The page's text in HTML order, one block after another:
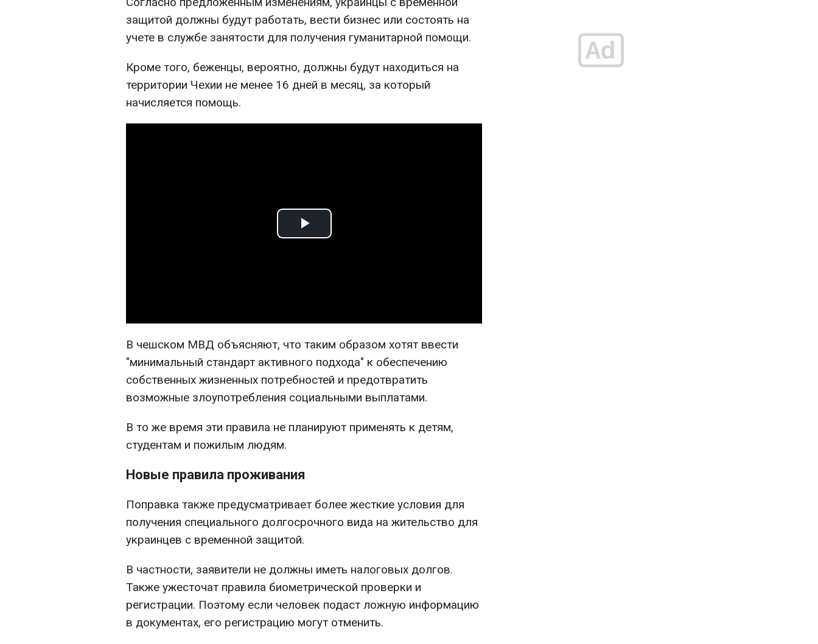
защитой должны будут работать, вести бизнес или состоять на
учете в службе занятости для получения гуманитарной помощи.
Кроме того, беженцы, вероятно, должны будут находиться на
территории Чехии не менее 16 дней в месяц, за который
начисляется помощь.
Play
В чешском МВД объясняют, что таким образом хотят ввести
"минимальный стандарт активного подхода" к обеспечению
собственных жизненных потребностей и предотвратить
возможные злоупотребления социальными выплатами.
В то же время эти правила не планируют применять к детям,
студентам и пожилым людям.
Новые правила проживания
Поправка также предусматривает более жесткие условия для
получения специального долгосрочного вида на жительство для
украинцев с временной защитой.
В частности, заявители не должны иметь налоговых долгов.
Также ужесточат правила биометрической проверки и
регистрации. Поэтому если человек подаст ложную информацию
в документах, его регистрацию могут отменить.